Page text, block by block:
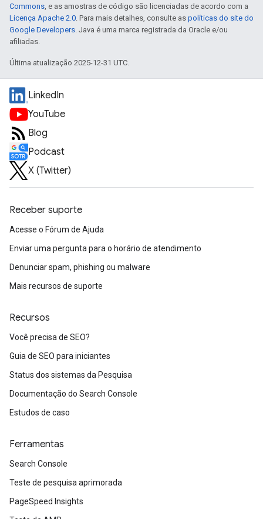
Commons, e as amostras de código são licenciadas de acordo com a
Licença Apache 2.0. Para mais detalhes, consulte as políticas do site do
Google Developers. Java é uma marca registrada da Oracle e/ou
afiliadas.
Última atualização 2025-12-31 UTC.
LinkedIn
YouTube
Blog
Podcast
X (Twitter)
Receber suporte
Acesse o Fórum de Ajuda
Enviar uma pergunta para o horário de atendimento
Denunciar spam, phishing ou malware
Mais recursos de suporte
Recursos
Você precisa de SEO?
Guia de SEO para iniciantes
Status dos sistemas da Pesquisa
Documentação do Search Console
Estudos de caso
Ferramentas
Search Console
Teste de pesquisa aprimorada
PageSpeed Insights